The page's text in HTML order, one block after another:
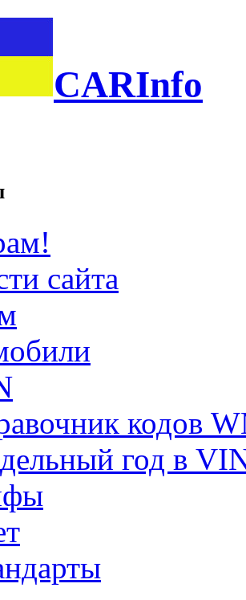
CARInfo
сайта
кодов
год в